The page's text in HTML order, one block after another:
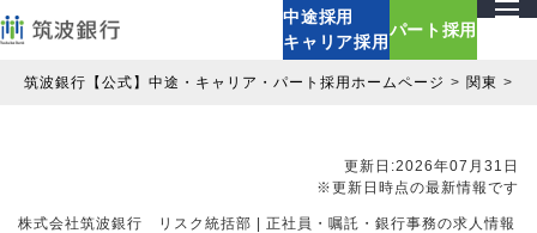
中途採用
キャリア採用
パート採用
筑波銀行【公式】中途・キャリア・パート採用ホームページ 関東
更新日:2026年07月31日
※更新日時点の最新情報です
株式会社筑波銀行 リスク統括部 | 正社員・嘱託・銀行事務の求人情報